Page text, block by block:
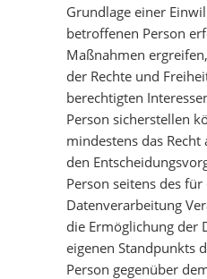
Grundlage einer
betroffenen Person
Maßnahmen
der Rechte und
berechtigten
Person sicherstellen
mindestens das
den
Person seitens des für
Datenverarbeitung
die Ermöglichung der
eigenen Standpunkts
Person gegenüber